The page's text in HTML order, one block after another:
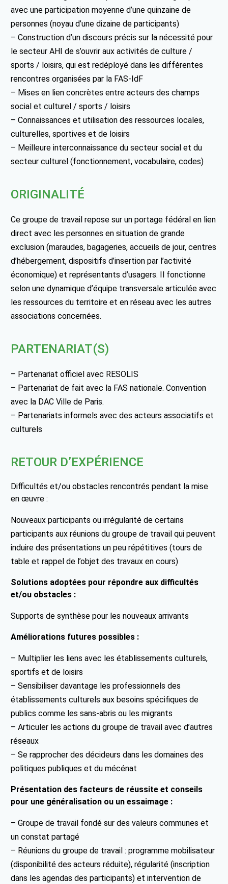
avec une participation moyenne d’une quinzaine de
personnes (noyau d’une dizaine de participants)
– Construction d’un discours précis sur la nécessité pour
le secteur AHI de s’ouvrir aux activités de culture /
sports / loisirs, qui est redéployé dans les différentes
rencontres organisées par la FAS-IdF
– Mises en lien concrètes entre acteurs des champs
social et culturel / sports / loisirs
– Connaissances et utilisation des ressources locales,
culturelles, sportives et de loisirs
– Meilleure interconnaissance du secteur social et du
secteur culturel (fonctionnement, vocabulaire, codes)
ORIGINALITÉ
Ce groupe de travail repose sur un portage fédéral en lien
direct avec les personnes en situation de grande
exclusion (maraudes, bagageries, accueils de jour, centres
d’hébergement, dispositifs d’insertion par l’activité
économique) et représentants d’usagers. Il fonctionne
selon une dynamique d’équipe transversale articulée avec
les ressources du territoire et en réseau avec les autres
associations concernées.
PARTENARIAT(S)
– Partenariat officiel avec RESOLIS
– Partenariat de fait avec la FAS nationale. Convention
avec la DAC Ville de Paris.
– Partenariats informels avec des acteurs associatifs et
culturels
RETOUR D’EXPÉRIENCE
Difficultés et/ou obstacles rencontrés pendant la mise
en œuvre :
Nouveaux participants ou irrégularité de certains
participants aux réunions du groupe de travail qui peuvent
induire des présentations un peu répétitives (tours de
table et rappel de l’objet des travaux en cours)
Solutions adoptées pour répondre aux difficultés
et/ou obstacles :
Supports de synthèse pour les nouveaux arrivants
Améliorations futures possibles :
– Multiplier les liens avec les établissements culturels,
sportifs et de loisirs
– Sensibiliser davantage les professionnels des
établissements culturels aux besoins spécifiques de
publics comme les sans-abris ou les migrants
– Articuler les actions du groupe de travail avec d’autres
réseaux
– Se rapprocher des décideurs dans les domaines des
politiques publiques et du mécénat
Présentation des facteurs de réussite et conseils
pour une généralisation ou un essaimage :
– Groupe de travail fondé sur des valeurs communes et
un constat partagé
– Réunions du groupe de travail : programme mobilisateur
(disponibilité des acteurs réduite), régularité (inscription
dans les agendas des participants) et intervention de